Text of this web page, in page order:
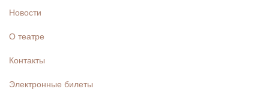
Новости
О театре
Контакты
Электронные билеты